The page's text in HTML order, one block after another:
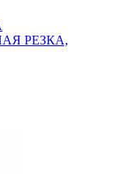
РЕЗКА,